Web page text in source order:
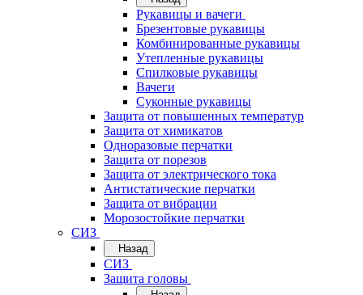
Рукавицы и вачеги
Брезентовые рукавицы
Комбинированные рукавицы
Утепленные рукавицы
Спилковые рукавицы
Вачеги
Суконные рукавицы
Защита от повышенных температур
Защита от химикатов
Одноразовые перчатки
Защита от порезов
Защита от электрического тока
Антистатические перчатки
Защита от вибрации
Морозостойкие перчатки
СИЗ
Назад
СИЗ
Защита головы